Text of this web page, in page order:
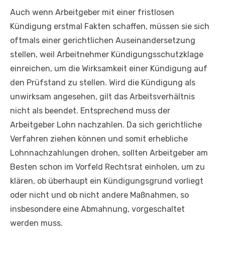
Auch wenn Arbeitgeber mit einer fristlosen
Kündigung erstmal Fakten schaffen, müssen sie sich
oftmals einer gerichtlichen Auseinandersetzung
stellen, weil Arbeitnehmer Kündigungsschutzklage
einreichen, um die Wirksamkeit einer Kündigung auf
den Prüfstand zu stellen. Wird die Kündigung als
unwirksam angesehen, gilt das Arbeitsverhältnis
nicht als beendet. Entsprechend muss der
Arbeitgeber Lohn nachzahlen. Da sich gerichtliche
Verfahren ziehen können und somit erhebliche
Lohnnachzahlungen drohen, sollten Arbeitgeber am
Besten schon im Vorfeld Rechtsrat einholen, um zu
klären, ob überhaupt ein Kündigungsgrund vorliegt
oder nicht und ob nicht andere Maßnahmen, so
insbesondere eine Abmahnung, vorgeschaltet
werden muss.